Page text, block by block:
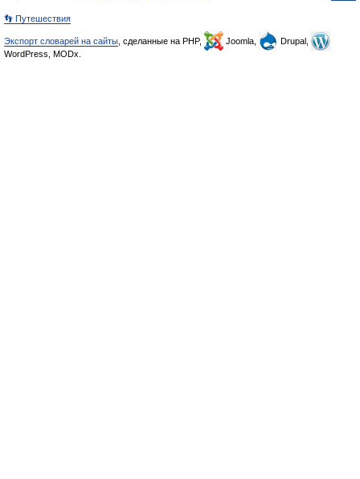
👣 Путешествия
Экспорт словарей на сайты , сделанные на PHP, Joomla,
Drupal,
WordPress, MODx.